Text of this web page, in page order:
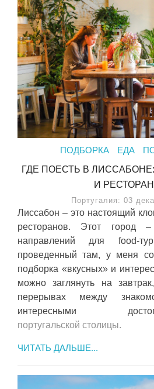
ПОДБОРКА ЕДА
ГДЕ ПОЕСТЬ В
И
Португалия: 03
Лиссабон – это настоящий
ресторанов. Этот город
направлений для food-
проведенный там, у меня
подборка «вкусных» и
можно заглянуть на
перерывах между
интересными
португальской столицы.
ЧИТАТЬ ДАЛЬШЕ...